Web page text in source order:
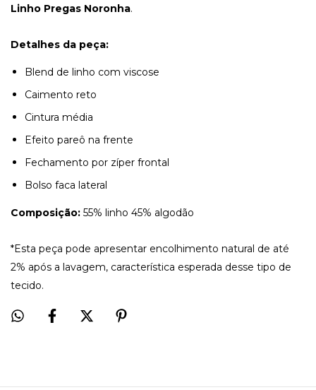
Linho Pregas Noronha.
Detalhes da peça:
Blend de linho com viscose
Caimento reto
Cintura média
Efeito pareô na frente
Fechamento por zíper frontal
Bolso faca lateral
Composição: 55% linho 45% algodão
*Esta peça pode apresentar encolhimento natural de até
2% após a lavagem, característica esperada desse tipo de
tecido.